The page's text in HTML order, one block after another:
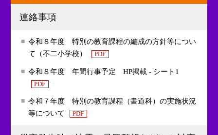
連絡事項
令和８年度 特別の教育課程の編成の方針等につい
て（不二小学校）
PDF
令和８年度 年間行事予定 HP掲載 - シート1
PDF
令和７年度 特別の教育課程（書道科）の実施状況
等について
PDF